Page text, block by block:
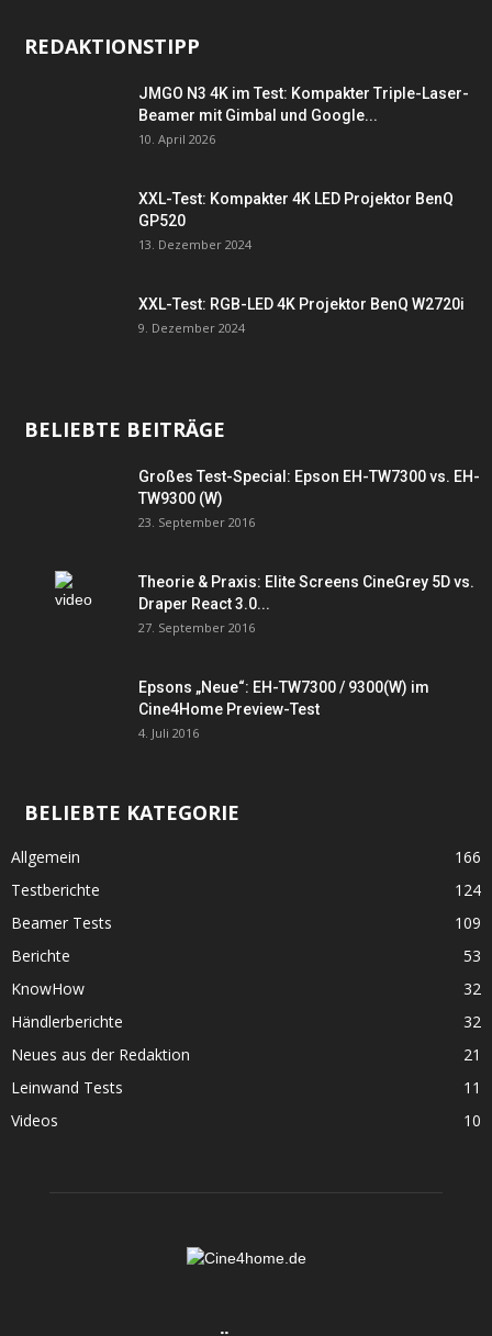
REDAKTIONSTIPP
JMGO N3 4K im Test: Kompakter Triple-Laser-
Beamer mit Gimbal und Google...
10. April 2026
XXL-Test: Kompakter 4K LED Projektor BenQ
GP520
13. Dezember 2024
XXL-Test: RGB-LED 4K Projektor BenQ W2720i
9. Dezember 2024
BELIEBTE BEITRÄGE
Großes Test-Special: Epson EH-TW7300 vs. EH-
TW9300 (W)
23. September 2016
Theorie & Praxis: Elite Screens CineGrey 5D vs.
Draper React 3.0...
27. September 2016
Epsons „Neue“: EH-TW7300 / 9300(W) im
Cine4Home Preview-Test
4. Juli 2016
BELIEBTE KATEGORIE
Allgemein
166
Testberichte
124
Beamer Tests
109
Berichte
53
KnowHow
32
Händlerberichte
32
Neues aus der Redaktion
21
Leinwand Tests
11
Videos
10